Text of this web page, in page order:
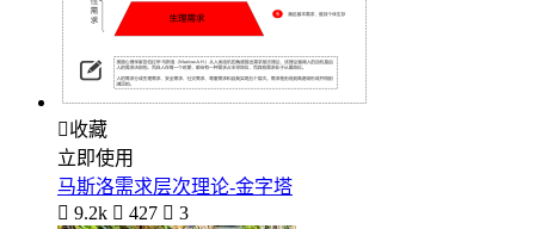
收藏
立即使用
马斯洛需求层次理论-金字塔
 9.2k  427  3